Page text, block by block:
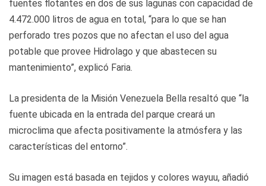
fuentes flotantes en dos de sus lagunas con capacidad de
4.472.000 litros de agua en total, “para lo que se han
perforado tres pozos que no afectan el uso del agua
potable que provee Hidrolago y que abastecen su
mantenimiento”, explicó Faria.
La presidenta de la Misión Venezuela Bella resaltó que “la
fuente ubicada en la entrada del parque creará un
microclima que afecta positivamente la atmósfera y las
características del entorno”.
Su imagen está basada en tejidos y colores wayuu, añadió